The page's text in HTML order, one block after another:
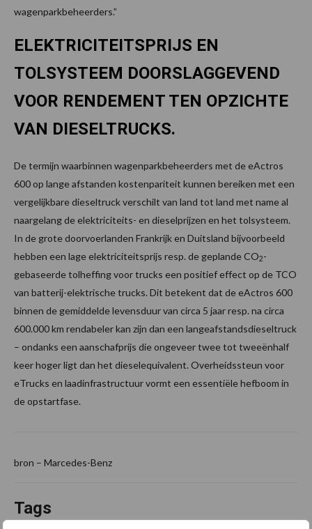
wagenparkbeheerders.”
ELEKTRICITEITSPRIJS EN
TOLSYSTEEM DOORSLAGGEVEND
VOOR RENDEMENT TEN OPZICHTE
VAN DIESELTRUCKS.
De termijn waarbinnen wagenparkbeheerders met de eActros
600 op lange afstanden kostenpariteit kunnen bereiken met een
vergelijkbare dieseltruck verschilt van land tot land met name al
naargelang de elektriciteits- en dieselprijzen en het tolsysteem.
In de grote doorvoerlanden Frankrijk en Duitsland bijvoorbeeld
hebben een lage elektriciteitsprijs resp. de geplande CO2-
gebaseerde tolheffing voor trucks een positief effect op de TCO
van batterij-elektrische trucks. Dit betekent dat de eActros 600
binnen de gemiddelde levensduur van circa 5 jaar resp. na circa
600.000 km rendabeler kan zijn dan een langeafstandsdieseltruck
– ondanks een aanschafprijs die ongeveer twee tot tweeënhalf
keer hoger ligt dan het dieselequivalent. Overheidssteun voor
eTrucks en laadinfrastructuur vormt een essentiële hefboom in
de opstartfase.
bron – Marcedes-Benz
Tags